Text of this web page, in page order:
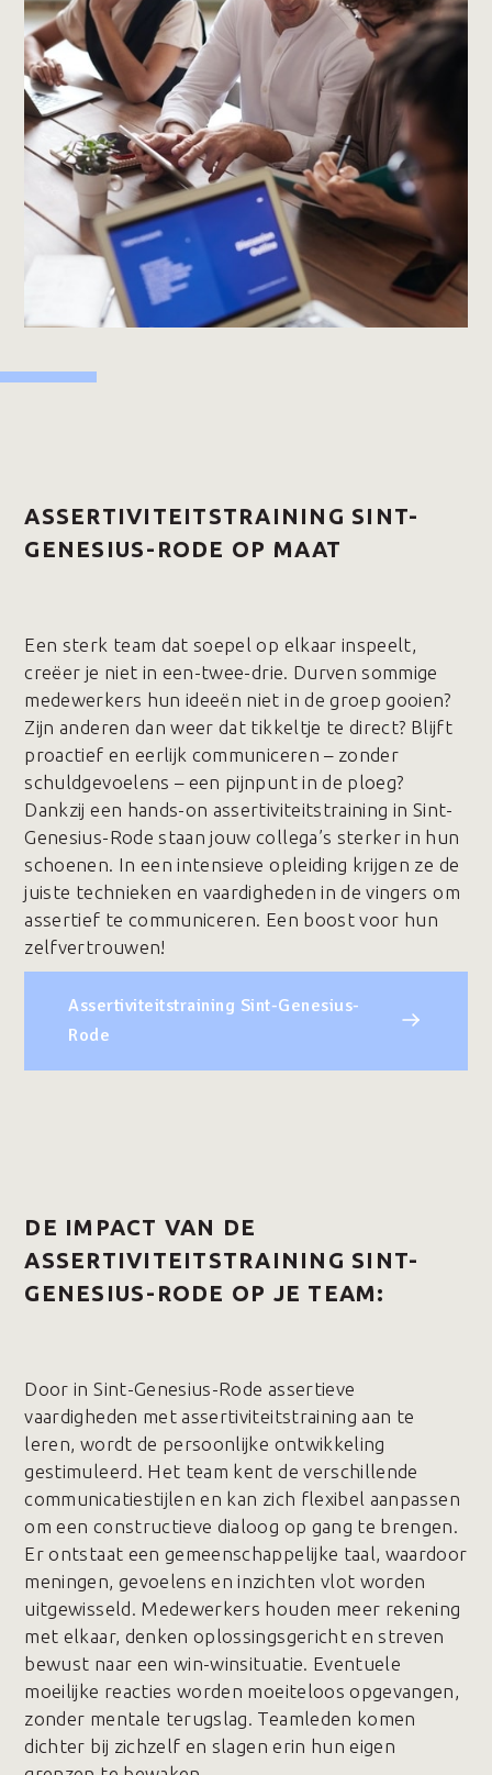
ASSERTIVITEITSTRAINING SINT-
GENESIUS-RODE OP MAAT
Een sterk team dat soepel op elkaar inspeelt,
creëer je niet in een-twee-drie. Durven sommige
medewerkers hun ideeën niet in de groep gooien?
Zijn anderen dan weer dat tikkeltje te direct? Blijft
proactief en eerlijk communiceren – zonder
schuldgevoelens – een pijnpunt in de ploeg?
Dankzij een hands-on assertiviteitstraining in Sint-
Genesius-Rode staan jouw collega’s sterker in hun
schoenen. In een intensieve opleiding krijgen ze de
juiste technieken en vaardigheden in de vingers om
assertief te communiceren. Een boost voor hun
zelfvertrouwen!
Assertiviteitstraining Sint-Genesius-
Rode
DE IMPACT VAN DE
ASSERTIVITEITSTRAINING SINT-
GENESIUS-RODE OP JE TEAM:
Door in Sint-Genesius-Rode assertieve
vaardigheden met assertiviteitstraining aan te
leren, wordt de persoonlijke ontwikkeling
gestimuleerd. Het team kent de verschillende
communicatiestijlen en kan zich flexibel aanpassen
om een constructieve dialoog op gang te brengen.
Er ontstaat een gemeenschappelijke taal, waardoor
meningen, gevoelens en inzichten vlot worden
uitgewisseld. Medewerkers houden meer rekening
met elkaar, denken oplossingsgericht en streven
bewust naar een win-winsituatie. Eventuele
moeilijke reacties worden moeiteloos opgevangen,
zonder mentale terugslag. Teamleden komen
dichter bij zichzelf en slagen erin hun eigen